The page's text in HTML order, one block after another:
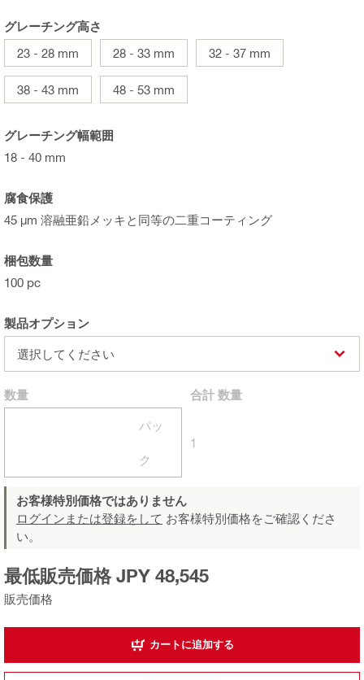
グレーチング高さ
23 - 28 mm
28 - 33 mm 32 - 37 mm
38 - 43 mm 48 - 53 mm
グレーチング幅範囲
18 - 40 mm
腐食保護
45 µm 溶融亜鉛メッキと同等の二重コーティング
梱包数量
100 pc
製品オプション
選択してください
数量
パッ
ク
合計 数量
1
お客様特別価格ではありません
ログインまたは登録をして お客様特別価格をご確認くださ
い。
販売価格
最低販売価格 JPY 48,545
カートに追加する